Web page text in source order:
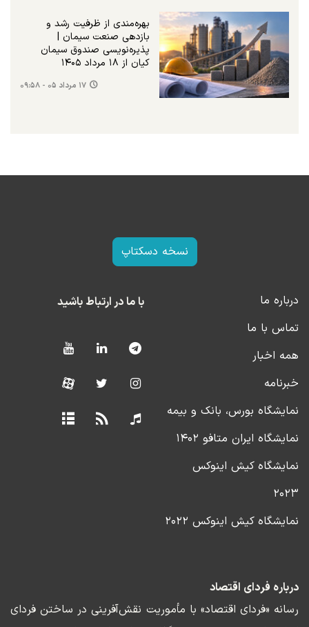
بهره‌مندی از ظرفیت رشد و
بازدهی صنعت سیمان |
پذیره‌نویسی صندوق سیمان
کیان از ۱۸ مرداد ۱۴۰۵
۱۷ مرداد ۰۵ - ۰۹:۵۸
نسخه دسکتاپ
درباره ما
تماس با ما
همه اخبار
خبرنامه
نمایشگاه بورس، بانک و بیمه
نمایشگاه ایران متافو ۱۴۰۲
نمایشگاه کیش اینوکس
۲۰۲۳
نمایشگاه کیش اینوکس ۲۰۲۲
با ما در ارتباط باشید
درباره فردای اقتصاد
رسانه «فردای اقتصاد» با مأموریت نقش‌آفرینی در ساختن فردای